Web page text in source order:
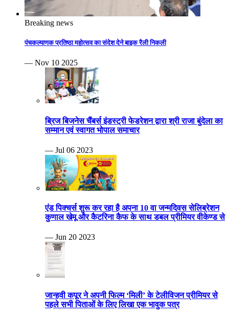
Breaking news
पंचकल्याणक प्रतिष्ठा महोत्सव का संदेश देने बाइक रैली निकली
— Nov 10 2025
ब्रिज बिजनेस चैंबर्स इंडस्ट्री फेडरेशन द्वारा श्री राजा बुंदेला का
सम्मान एवं स्वागत भोपाल समाचार
— Jul 06 2023
एंड पिक्चर्स शुरू कर रहा है अपना 10 वा जन्मदिवस सेलिब्रेशन
कुणाल खेमू और कैटरिना कैफ के साथ डबल प्रीमियर वीकेण्ड से
— Jun 20 2023
जान्हवी कपूर ने अपनी फिल्म ‘मिली’ के टेलीविजन प्रीमियर से
पहले सभी पिताओं के लिए लिखा एक भावुक पत्र